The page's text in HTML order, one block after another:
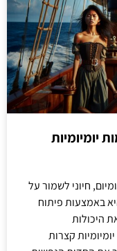
יומיומיות
חיוני לשמור על
באמצעות פיתוח
היכולות
קצרות